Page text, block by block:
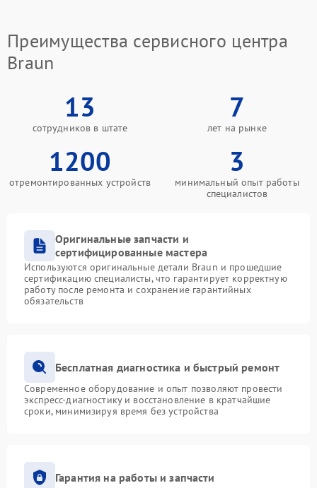
Преимущества сервисного центра
Braun
13
сотрудников в штате
7
лет на рынке
1200
отремонтированных устройств
3
минимальный опыт работы
специалистов
Оригинальные запчасти и
сертифицированные мастера
Используются оригинальные детали Braun и прошедшие
сертификацию специалисты, что гарантирует корректную
работу после ремонта и сохранение гарантийных
обязательств
Бесплатная диагностика и быстрый ремонт
Современное оборудование и опыт позволяют провести
экспресс-диагностику и восстановление в кратчайшие
сроки, минимизируя время без устройства
Гарантия на работы и запчасти